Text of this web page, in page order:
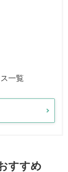
一覧
すすめ